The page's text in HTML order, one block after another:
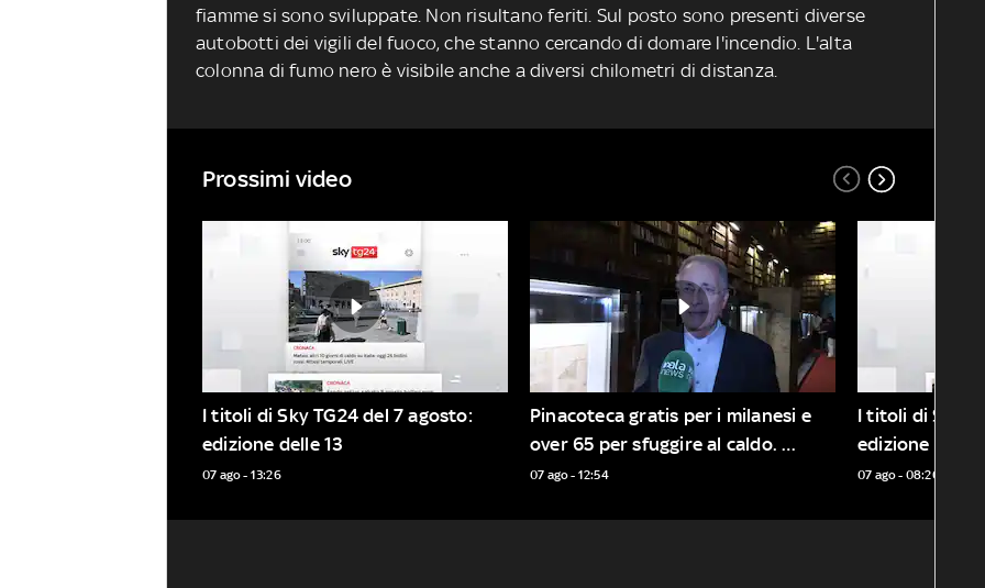
fiamme si sono sviluppate. Non risultano feriti. Sul posto sono presenti diverse
autobotti dei vigili del fuoco, che stanno cercando di domare l'incendio. L'alta
colonna di fumo nero è visibile anche a diversi chilometri di distanza.
Prossimi video
I titoli di Sky TG24 del 7 agosto:
edizione delle 13
07 ago - 13:26
Pinacoteca gratis per i milanesi e
over 65 per sfuggire al caldo.
Mons. Navoni: "Alternativa a centri
07 ago - 12:54
I titoli di Sky
edizione delle 8
07 ago - 08:20